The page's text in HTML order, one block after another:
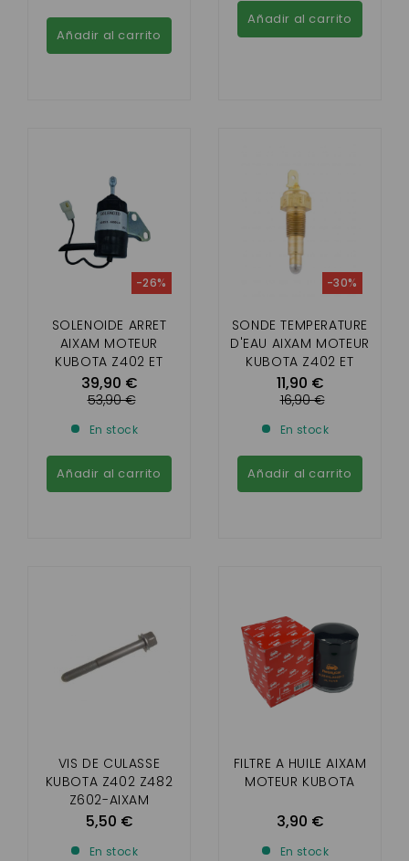
Añadir al carrito
Añadir al carrito
SOLENOIDE ARRET
AIXAM MOTEUR
KUBOTA Z402 ET
Z482
39,90 €
-26%
53,90 €
En stock
Añadir al carrito
SONDE TEMPERATURE
D'EAU AIXAM MOTEUR
KUBOTA Z402 ET
Z482 (AIXAM)
11,90 €
-30%
16,90 €
En stock
Añadir al carrito
VIS DE CULASSE
KUBOTA Z402 Z482
Z602-AIXAM
5,50 €
En stock
FILTRE A HUILE AIXAM
MOTEUR KUBOTA
3,90 €
En stock